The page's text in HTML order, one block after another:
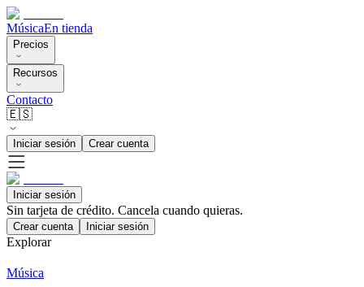
MúsicaEn tienda
Precios
Recursos
Contacto
🇪🇸
Iniciar sesión Crear cuenta
Iniciar sesión
Sin tarjeta de crédito. Cancela cuando quieras.
Crear cuenta Iniciar sesión
Explorar
Música